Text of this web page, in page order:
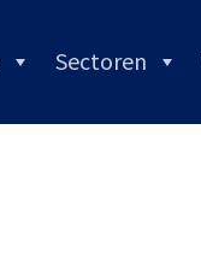
Sectoren